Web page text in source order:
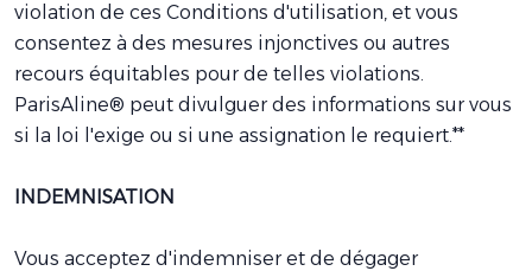
violation de ces Conditions d'utilisation, et vous
consentez à des mesures injonctives ou autres
recours équitables pour de telles violations.
ParisAline® peut divulguer des informations sur vous
si la loi l'exige ou si une assignation le requiert.**
INDEMNISATION
Vous acceptez d'indemniser et de dégager